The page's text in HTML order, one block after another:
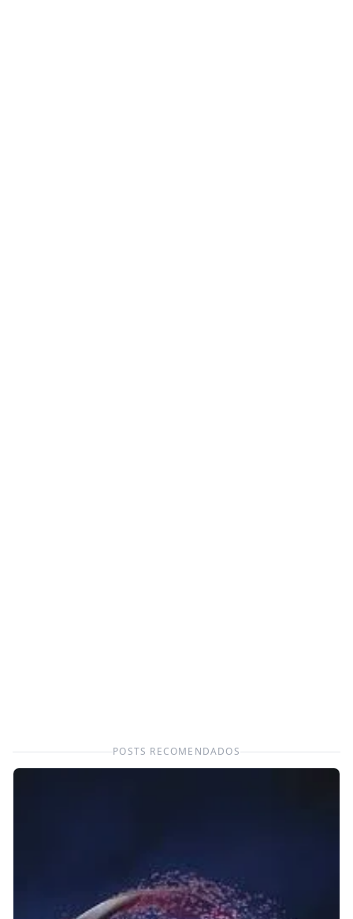
POSTS RECOMENDADOS